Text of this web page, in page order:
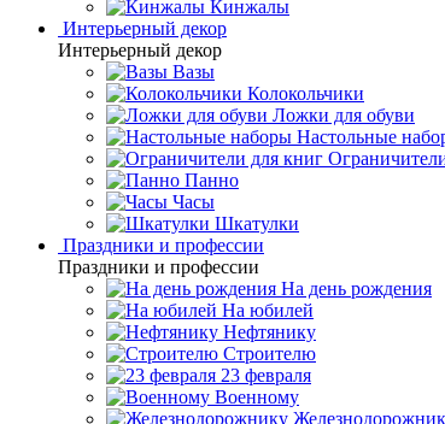
Кинжалы
Интерьерный декор
Интерьерный декор
Вазы
Колокольчики
Ложки для обуви
Настольные
Панно
Часы
Шкатулки
Праздники и профессии
Праздники и профессии
На день рождения
На юбилей
Нефтянику
Строителю
23 февраля
Военному